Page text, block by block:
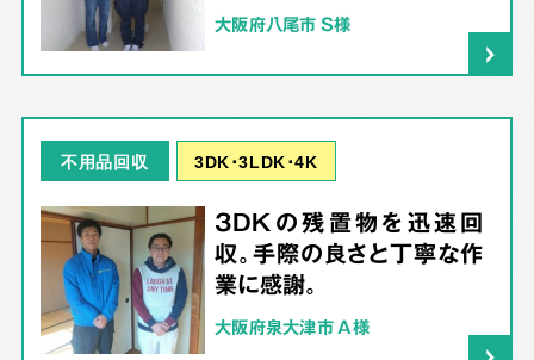
大阪府八尾市 S様
不用品回収 3DK･3LDK･4K
3DKの残置物を迅速回
収。手際の良さと丁寧な作
業に感謝。
大阪府泉大津市 A様